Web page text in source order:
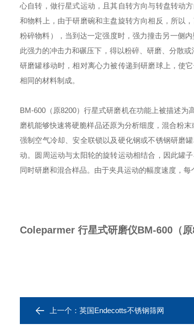
心自转，做行星式运动，且其自转方向与转盘转动
和物料上，由于研磨碗和主盘旋转方向相反，所以
粉碎物料），当到达一定强度时，强力撞击另一侧
此强力的冲击力和碾压下，得以粉碎、研磨、分散
研磨罐移动时，相对离心力被传递到研磨球上，使
相同的材料制成。
BM-600（原8200）行星式研磨机在功能上被描述
磨机能够快速将硬脆样品还原为分析细度，混合粉
强制空气冷却、安全联锁以及硬化钢或不锈钢研磨
动。圆周运动与太阳轮的旋转运动相结合，因此罐
同时研磨和混合样品。由于夹具运动的幅度速度，
Coleparmer 行星式研磨仪BM-600（
上一个： 英国Endecotts不锈钢筛网